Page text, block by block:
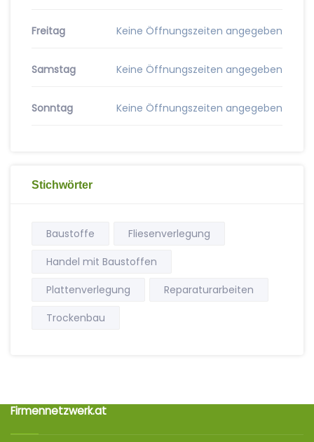
Freitag Keine Öffnungszeiten angegeben
Samstag Keine Öffnungszeiten angegeben
Sonntag Keine Öffnungszeiten angegeben
Stichwörter
Baustoffe
Fliesenverlegung
Handel mit Baustoffen
Plattenverlegung
Reparaturarbeiten
Trockenbau
Firmennetzwerk.at